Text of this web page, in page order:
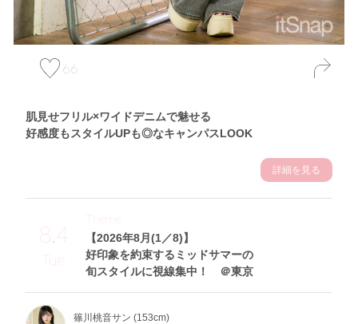
66
肌見せフリル×ワイドデニムで魅せる
好感度もスタイルUPも◎なキャンパスLOOK
詳細を見る
8.4
Tue
【2026年8月(1／8)】
好印象を約束するミッドサマーの
旬スタイルに視線集中！ ＠東京
Theme
篠川桃音サン (153cm)